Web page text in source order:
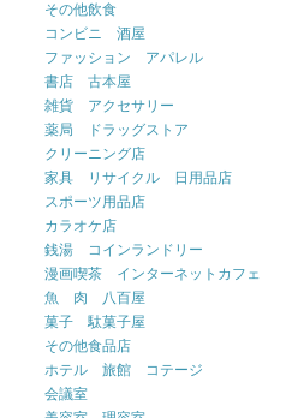
その他飲食
コンビニ 酒屋
ファッション アパレル
書店 古本屋
雑貨 アクセサリー
薬局 ドラッグストア
クリーニング店
家具 リサイクル 日用品店
スポーツ用品店
カラオケ店
銭湯 コインランドリー
漫画喫茶 インターネットカフェ
魚 肉 八百屋
菓子 駄菓子屋
その他食品店
ホテル 旅館 コテージ
会議室